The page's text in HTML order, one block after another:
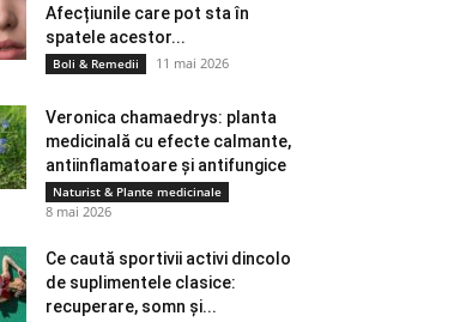
Afecțiunile care pot sta în
spatele acestor...
Boli & Remedii 11 mai 2026
Veronica chamaedrys: planta
medicinală cu efecte calmante,
antiinflamatoare și antifungice
Naturist & Plante medicinale
8 mai 2026
Ce caută sportivii activi dincolo
de suplimentele clasice:
recuperare, somn și...